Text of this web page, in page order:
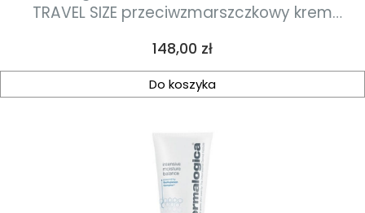
TRAVEL SIZE przeciwzmarszczkowy krem
Cena
148,00 zł
Do koszyka